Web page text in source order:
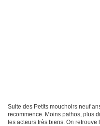
Suite des Petits mouchoirs neuf
recommence. Moins pathos, plus
les acteurs très biens. On